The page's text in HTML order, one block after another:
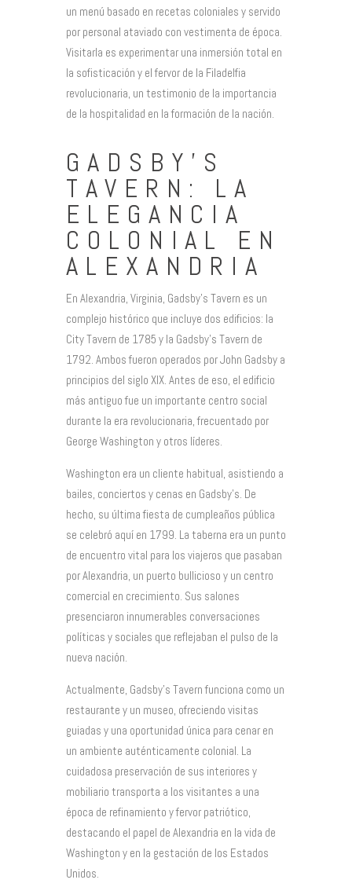
un menú basado en recetas coloniales y servido
por personal ataviado con vestimenta de época.
Visitarla es experimentar una inmersión total en
la sofisticación y el fervor de la Filadelfia
revolucionaria, un testimonio de la importancia
de la hospitalidad en la formación de la nación.
GADSBY’S
TAVERN: LA
ELEGANCIA
COLONIAL EN
ALEXANDRIA
En Alexandria, Virginia, Gadsby’s Tavern es un
complejo histórico que incluye dos edificios: la
City Tavern de 1785 y la Gadsby’s Tavern de
1792. Ambos fueron operados por John Gadsby a
principios del siglo XIX. Antes de eso, el edificio
más antiguo fue un importante centro social
durante la era revolucionaria, frecuentado por
George Washington y otros líderes.
Washington era un cliente habitual, asistiendo a
bailes, conciertos y cenas en Gadsby’s. De
hecho, su última fiesta de cumpleaños pública
se celebró aquí en 1799. La taberna era un punto
de encuentro vital para los viajeros que pasaban
por Alexandria, un puerto bullicioso y un centro
comercial en crecimiento. Sus salones
presenciaron innumerables conversaciones
políticas y sociales que reflejaban el pulso de la
nueva nación.
Actualmente, Gadsby’s Tavern funciona como un
restaurante y un museo, ofreciendo visitas
guiadas y una oportunidad única para cenar en
un ambiente auténticamente colonial. La
cuidadosa preservación de sus interiores y
mobiliario transporta a los visitantes a una
época de refinamiento y fervor patriótico,
destacando el papel de Alexandria en la vida de
Washington y en la gestación de los Estados
Unidos.